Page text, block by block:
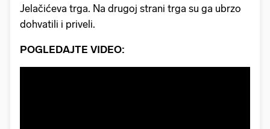
Jelačićeva trga. Na drugoj strani trga su ga ubrzo
dohvatili i priveli.
POGLEDAJTE VIDEO: